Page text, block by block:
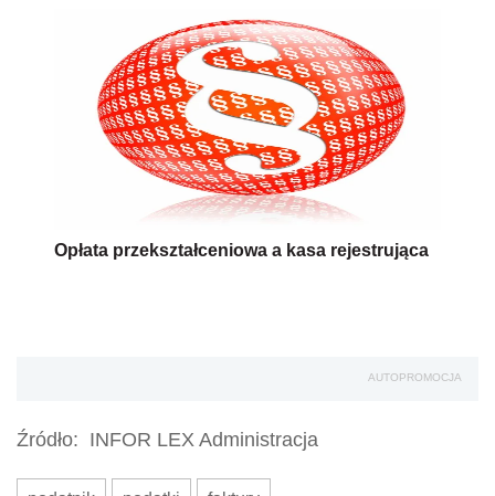
Opłata przekształceniowa a kasa rejestrująca
AUTOPROMOCJA
Źródło: INFOR LEX Administracja